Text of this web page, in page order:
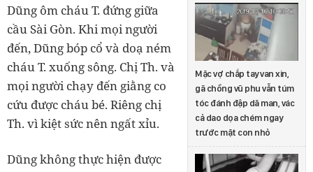
Mặc vợ chắp tay van xin,
gã chồng vũ phu vẫn túm
tóc đánh đập dã man, vác
cả dao dọa chém ngay
trước mặt con nhỏ
Dũng ôm cháu T. đứng giữa
cầu Sài Gòn. Khi mọi người
đến, Dũng bóp cổ và doạ ném
cháu T. xuống sông. Chị Th. và
mọi người chạy đến giằng co
cứu được cháu bé. Riêng chị
Th. vì kiệt sức nên ngất xỉu.
Dũng không thực hiện được